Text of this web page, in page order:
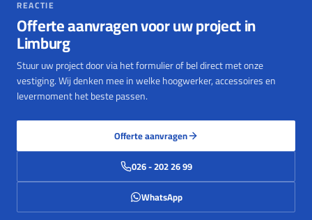
REACTIE
Offerte aanvragen voor uw project in
Limburg
Stuur uw project door via het formulier of bel direct met onze
vestiging. Wij denken mee in welke hoogwerker, accessoires en
levermoment het beste passen.
Offerte aanvragen
026 - 202 26 99
WhatsApp